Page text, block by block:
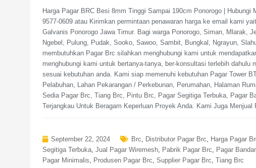
Harga Pagar BRC Besi 8mm Tinggi Sampai 190cm Ponorogo |
9577-0609 atau Kirimkan permintaan penawaran harga ke email kami
Galvanis Ponorogo Jawa Timur. Bagi warga Ponorogo, Siman, Mlarak,
Ngebel, Pulung, Pudak, Sooko, Sawoo, Sambit, Bungkal, Ngrayun,
membutuhkan Pagar Brc silahkan menghubungi kami untuk
menghubungi kami untuk bertanya-tanya, ber-konsultasi terlebih dahulu
sesuai kebutuhan anda. Kami siap memenuhi kebutuhan Pagar Tower
Pelabuhan, Lahan Pekarangan / Perkebunan, Perumahan, Halaman
Sedia Pagar Brc, Tiang Brc, Pintu Brc, Pagar Segitiga Terbuka, Pagar
Terjangkau Untuk Beragam Keperluan Proyek Anda. Kami Juga
September 22, 2024 Brc, Distributor Pagar Brc, Harga Pagar
Segitiga Terbuka, Jual Pagar Wiremesh, Pabrik Pagar Brc, Pagar
Pagar Minimalis, Produsen Pagar Brc, Supplier Pagar Brc, Tiang Brc